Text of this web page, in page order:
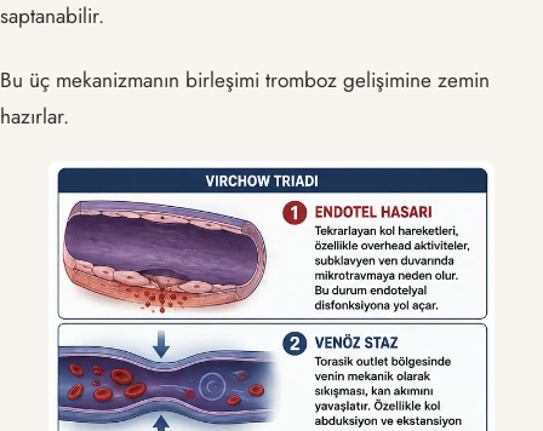
saptanabilir.
Bu üç mekanizmanın birleşimi tromboz gelişimine zemin
hazırlar.